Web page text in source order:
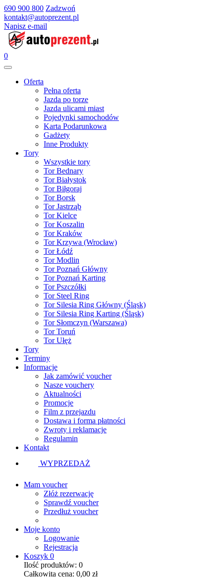
690 900 800 Zadzwoń
kontakt@autoprezent.pl
Napisz e-mail
0
Oferta
Pełna oferta
Jazda po torze
Jazda ulicami miast
Pojedynki samochodów
Karta Podarunkowa
Gadżety
Inne Produkty
Tory
Wszystkie tory
Tor Bednary
Tor Białystok
Tor Biłgoraj
Tor Borsk
Tor Jastrząb
Tor Kielce
Tor Koszalin
Tor Kraków
Tor Krzywa (Wrocław)
Tor Łódź
Tor Modlin
Tor Poznań Główny
Tor Poznań Karting
Tor Pszczółki
Tor Steel Ring
Tor Silesia Ring Główny (Śląsk)
Tor Silesia Ring Karting (Śląsk)
Tor Słomczyn (Warszawa)
Tor Toruń
Tor Ułęż
Tory
Terminy
Informacje
Jak zamówić voucher
Nasze vouchery
Aktualności
Promocje
Film z przejazdu
Dostawa i forma płatności
Zwroty i reklamacje
Regulamin
Kontakt
WYPRZEDAŻ
Mam voucher
Złóż rezerwację
Sprawdź voucher
Przedłuż voucher
Moje konto
Logowanie
Rejestracja
Koszyk 0
Ilość produktów: 0
Całkowita cena: 0,00 zł